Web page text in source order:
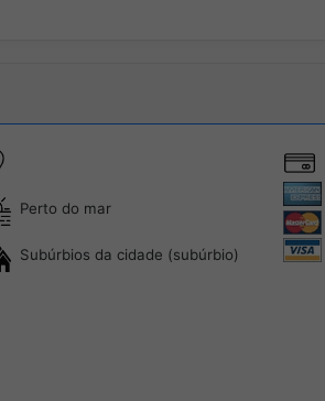
Perto do mar
Subúrbios da cidade (subúrbio)